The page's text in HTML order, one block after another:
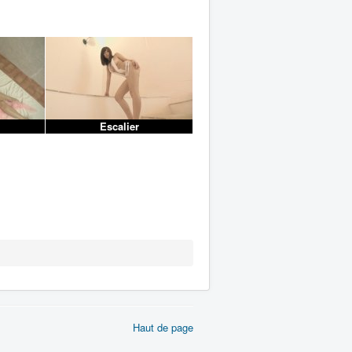
Escalier
Haut de page